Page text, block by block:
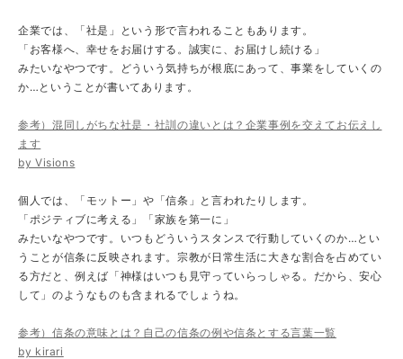
企業では、「社是」という形で言われることもあります。
「お客様へ、幸せをお届けする。誠実に、お届けし続ける」
みたいなやつです。どういう気持ちが根底にあって、事業をしていくの
か…ということが書いてあります。
参考）混同しがちな社是・社訓の違いとは？企業事例を交えてお伝えし
ます
by Visions
個人では、「モットー」や「信条」と言われたりします。
「ポジティブに考える」「家族を第一に」
みたいなやつです。いつもどういうスタンスで行動していくのか…とい
うことが信条に反映されます。宗教が日常生活に大きな割合を占めてい
る方だと、例えば「神様はいつも見守っていらっしゃる。だから、安心
して」のようなものも含まれるでしょうね。
参考）信条の意味とは？自己の信条の例や信条とする言葉一覧
by kirari